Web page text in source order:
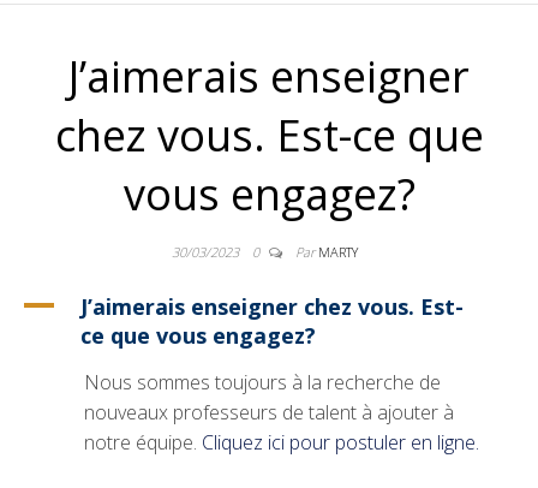
ANNICK ST-
JEAN
J’aimerais enseigner
chez vous. Est-ce que
vous engagez?
30/03/2023 0 ParMARTY
A
J’aimerais enseigner chez vous. Est-
ce que vous engagez?
Nous sommes toujours à la recherche de
nouveaux professeurs de talent à ajouter à
notre équipe. Cliquez ici pour postuler en ligne.